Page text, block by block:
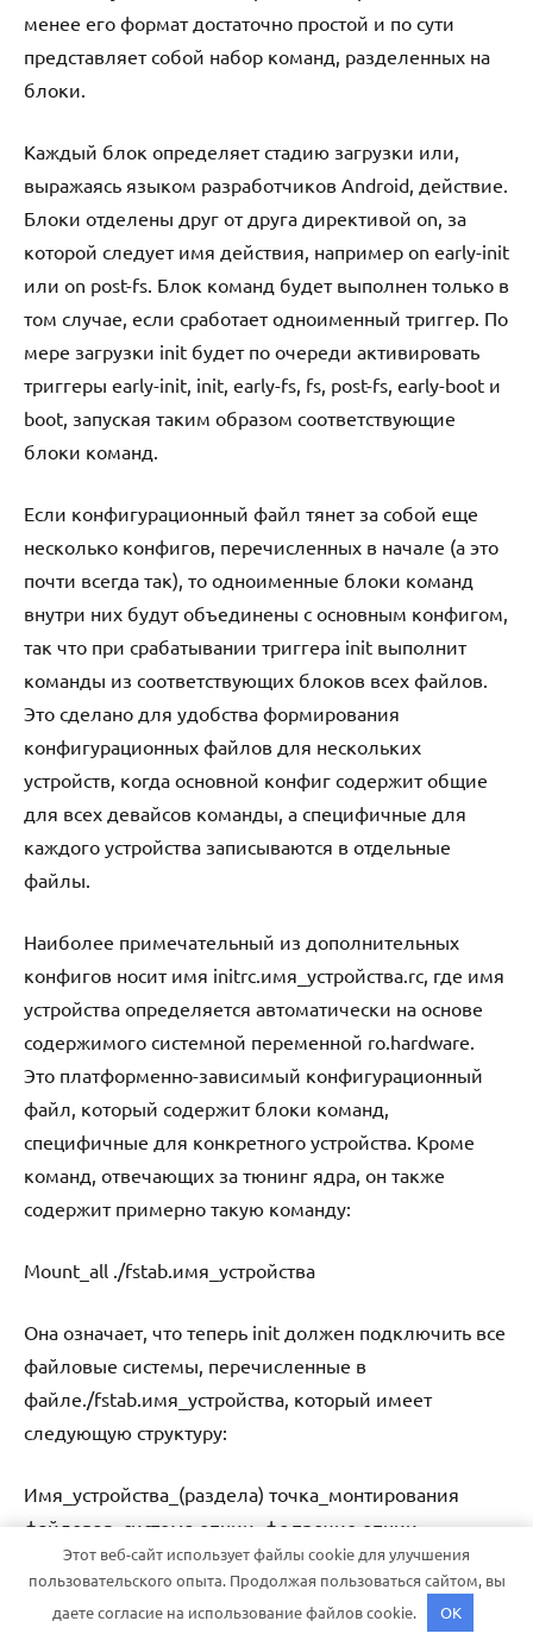
менее его формат достаточно простой и по сути
представляет собой набор команд, разделенных на
блоки.
Каждый блок определяет стадию загрузки или,
выражаясь языком разработчиков Android, действие.
Блоки отделены друг от друга директивой on, за
которой следует имя действия, например on early-init
или on post-fs. Блок команд будет выполнен только в
том случае, если сработает одноименный триггер. По
мере загрузки init будет по очереди активировать
триггеры early-init, init, early-fs, fs, post-fs, early-boot и
boot, запуская таким образом соответствующие
блоки команд.
Если конфигурационный файл тянет за собой еще
несколько конфигов, перечисленных в начале (а это
почти всегда так), то одноименные блоки команд
внутри них будут объединены с основным конфигом,
так что при срабатывании триггера init выполнит
команды из соответствующих блоков всех файлов.
Это сделано для удобства формирования
конфигурационных файлов для нескольких
устройств, когда основной конфиг содержит общие
для всех девайсов команды, а специфичные для
каждого устройства записываются в отдельные
файлы.
Наиболее примечательный из дополнительных
конфигов носит имя initrc.имя_устройства.rc, где имя
устройства определяется автоматически на основе
содержимого системной переменной ro.hardware.
Это платформенно-зависимый конфигурационный
файл, который содержит блоки команд,
специфичные для конкретного устройства. Кроме
команд, отвечающих за тюнинг ядра, он также
содержит примерно такую команду:
Mount_all ./fstab.имя_устройства
Она означает, что теперь init должен подключить все
файловые системы, перечисленные в
файле./fstab.имя_устройства, который имеет
следующую структуру:
Имя_устройства_(раздела) точка_монтирования
файловая_система опции_фс прочие опции
Обычно в нем содержатся инструкции по
подключению файловых систем из внутренних
Этот веб-сайт использует файлы cookie для улучшения
пользовательского опыта. Продолжая пользоваться сайтом, вы
даете согласие на использование файлов cookie.
OK